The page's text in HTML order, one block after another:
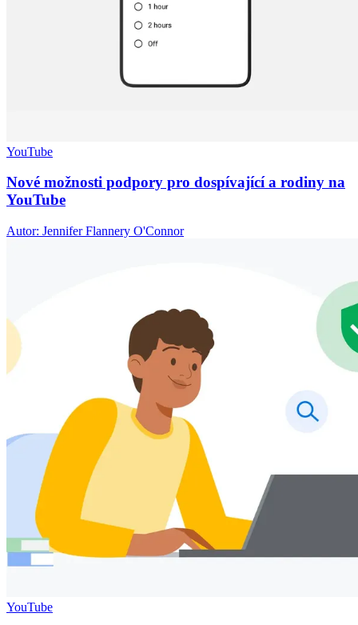
YouTube
Nové možnosti podpory pro dospívající a rodiny na
YouTube
Autor: Jennifer Flannery O'Connor
YouTube